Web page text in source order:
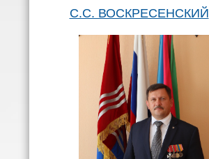
С.С. ВОСКРЕСЕНСКИЙ